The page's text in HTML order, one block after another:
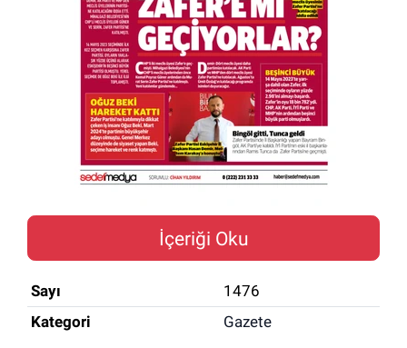
İçeriği Oku
Sayı
1476
Kategori
Gazete
ESKİŞEHİR NÖBETÇİ ECZANELER
Eskişehir Haber İçerikleri
Eskişehir Hava Durumu
Eskişehir Tramvay Saatleri
Eskişehir Otobüs Saatleri